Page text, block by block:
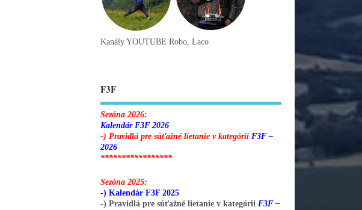
Kanály YOUTUBE Robo, Laco
F3F
Sezóna 2026:
Kalendár F3F 2026
-) Pravidlá pre súťažné lietanie v kategórii F3F –
2026
*****************
Sezóna 2025:
-) Kalendár F3F 2025
-) Pravidlá pre súťažné lietanie v kategórii F3F –